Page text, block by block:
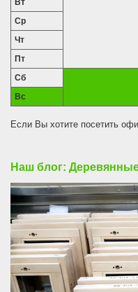
Вт
Ср
Чт
Пт
Сб
Вс
Если Вы хотите посетить
Наш блог: